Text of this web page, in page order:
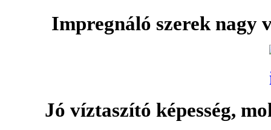
Impregnáló szerek
Jó víztaszító képesség,